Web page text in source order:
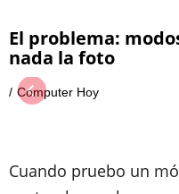
El problema:
nada la foto
Computer Hoy
Cuando pruebo un